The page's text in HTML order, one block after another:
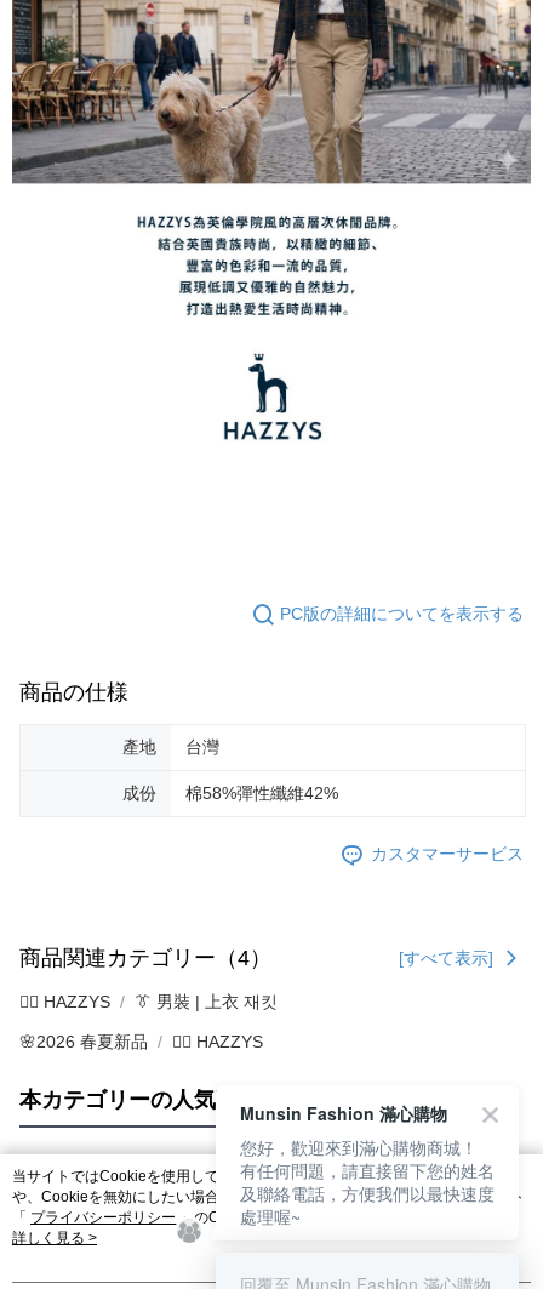
PC版の詳細についてを表示する
商品の仕様
產地 台灣
成份 棉58%彈性纖維42%
カスタマーサービス
商品関連カテゴリー（4） [すべて表示]
🐕‍🦺 HAZZYS 👔 男裝 | 上衣 재킷
🌸2026 春夏新品 🐕‍🦺 HAZZYS
本カテゴリーの人気商品 サイト全体のランキング
人気タグ
当サイトではCookieを使用しています。当サイトのCookie使用に関する詳細
や、Cookieを無効にしたい場合のブラウザでの設定方法については、当サイト
「 プライバシーポリシー 」のCookieポリシーをご参照ください。お客さま
が、当サイトを引き続き使用される場合、当社がサイト利用規約のCookieポリ
詳しく見る >
Munsin Fashion 滿心購物
您好，歡迎來到滿心購物商城！
有任何問題，請直接留下您的姓名
及聯絡電話，方便我們以最快速度
處理喔~
回覆至 Munsin Fashion 滿心購物